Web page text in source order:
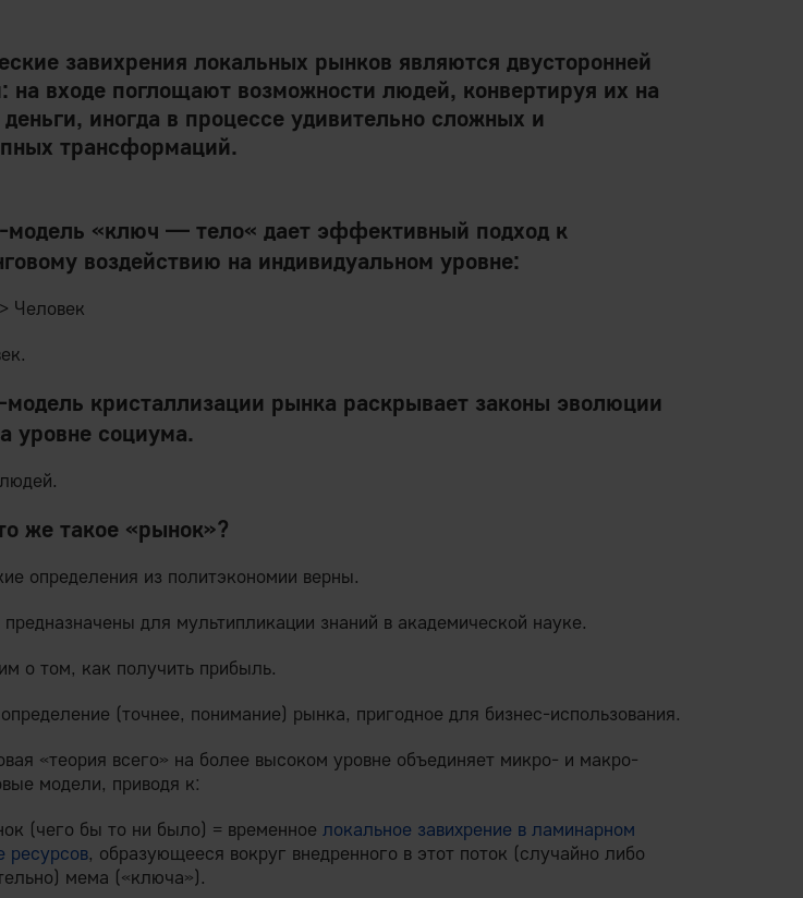
завихрения локальных рынков являются двусторонней
на входе поглощают возможности людей, конвертируя их на
иногда в процессе удивительно сложных и
трансформаций.
модель «ключ — тело« дает эффективный подход к
воздействию на индивидуальном уровне:
Человек
кристаллизации рынка раскрывает законы эволюции
уровне социума.
же такое «рынок»?
определения из политэкономии верны.
для мультипликации знаний в академической науке.
о том, как получить прибыль.
(точнее, понимание) рынка, пригодное для бизнес-использования.
«теория всего» на более высоком уровне объединяет микро- и макро-
модели, приводя к:
(чего бы то ни было) = временное локальное завихрение в ламинарном
ресурсов, образующееся вокруг внедренного в этот поток (случайно либо
мема («ключа»).